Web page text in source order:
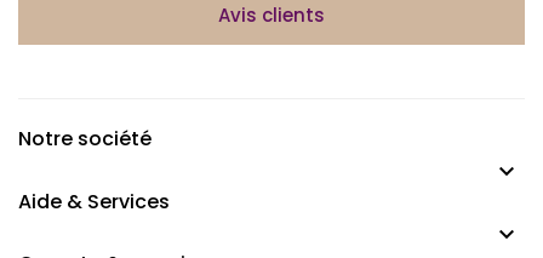
Avis clients
Notre société

Aide & Services
